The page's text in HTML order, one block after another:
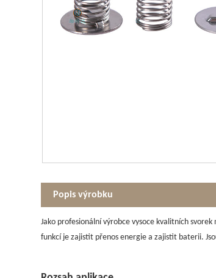
Popis výrobku
Jako profesionální výrobce vysoce kvalitních
funkcí je zajistit přenos energie a zajistit baterii.